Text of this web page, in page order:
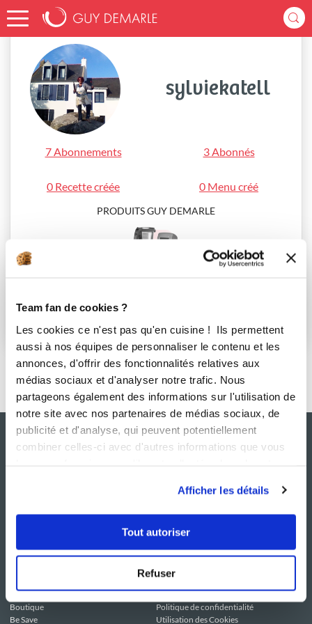
Team fan de cookies ?
Les cookies ce n'est pas qu'en cuisine ! Ils permettent
aussi à nos équipes de personnaliser le contenu et les
annonces, d'offrir des fonctionnalités relatives aux
médias sociaux et d'analyser notre trafic. Nous
partageons également des informations sur l'utilisation de
notre site avec nos partenaires de médias sociaux, de
publicité et d'analyse, qui peuvent potentiellement
combiner celles-ci avec d'autres informations que vous
Afficher les détails
Tout autoriser
Refuser
Accueil sylviekatell
sylviekatell
7 Abonnements 3 Abonnés
0 Recette créée 0 Menu créé
PRODUITS GUY DEMARLE
NOS SITES
Le Mag'
Boutique
Be Save
SERVICE CONSO
Contactez-nous
Mentions légales
Politique de confidentialité
Utilisation des Cookies